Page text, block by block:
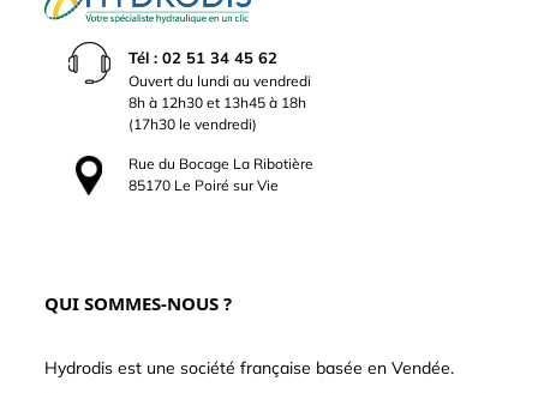
Tél : 02 51 34 45 62
Ouvert du lundi au vendredi
8h à 12h30 et 13h45 à 18h
(17h30 le vendredi)
Rue du Bocage La Ribotière
85170 Le Poiré sur Vie
QUI SOMMES-NOUS ?
Hydrodis est une société française basée en Vendée.